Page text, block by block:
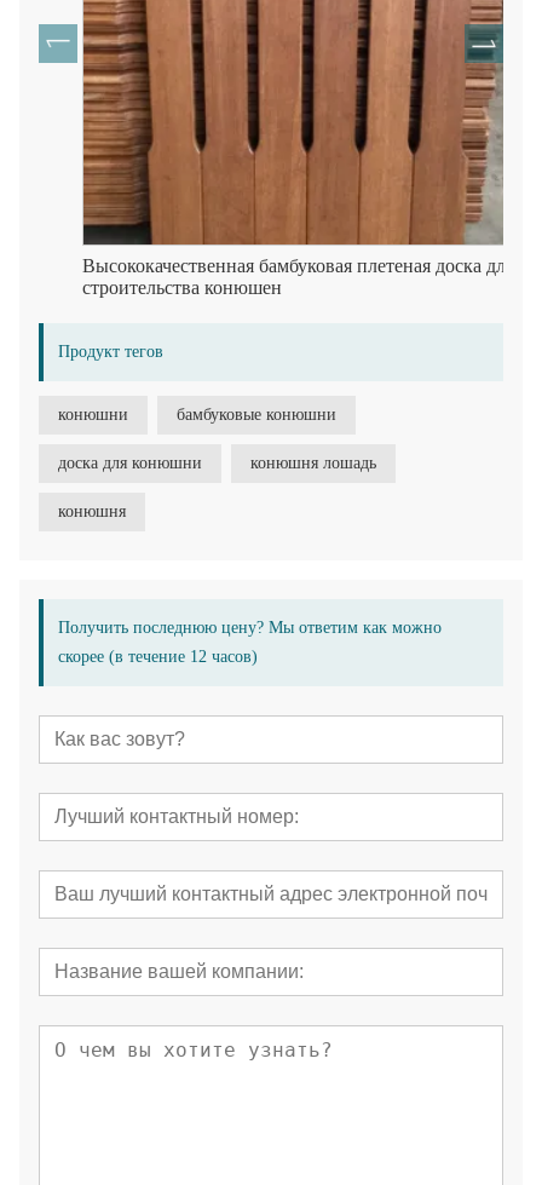
Высококачественная бамбуковая плетеная доска для
строительства конюшен
Продукт тегов
конюшни бамбуковые конюшни
доска для конюшни конюшня лошадь
конюшня
Получить последнюю цену? Мы ответим как можно
скорее (в течение 12 часов)